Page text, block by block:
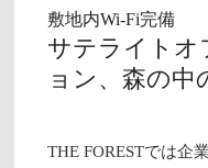
敷地内Wi-Fi完備
サテライトオ
ョン、森の中
THE FORESTでは企